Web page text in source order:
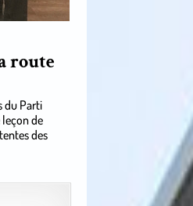
route
du Parti
leçon de
des